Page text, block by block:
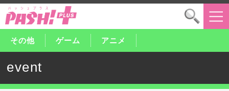
その他 ゲーム アニメ
event